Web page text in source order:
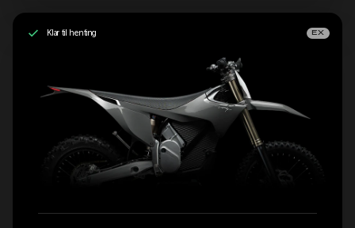
Klar til henting EX